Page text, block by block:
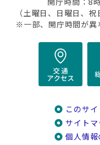
（土曜日、日曜日、
※一部、開庁時間が異
このサ
サイト
個人情